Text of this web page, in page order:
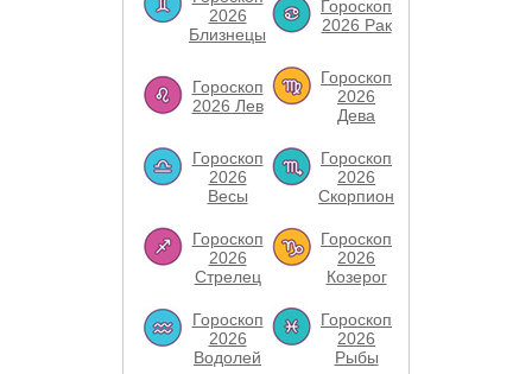
2026
Близнецы
Гороскоп
2026 Рак
Гороскоп
2026 Лев
Гороскоп
2026
Дева
Гороскоп
2026
Весы
Гороскоп
2026
Скорпион
Гороскоп
2026
Стрелец
Гороскоп
2026
Козерог
Гороскоп
2026
Водолей
Гороскоп
2026
Рыбы